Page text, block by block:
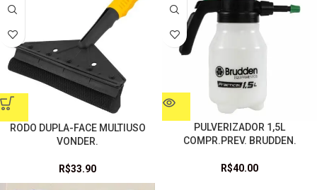
RODO DUPLA-FACE MULTIUSO
VONDER.
R$33.90
PULVERIZADOR 1,5L
COMPR.PREV. BRUDDEN.
R$40.00